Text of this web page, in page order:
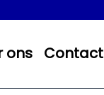
ons Contact